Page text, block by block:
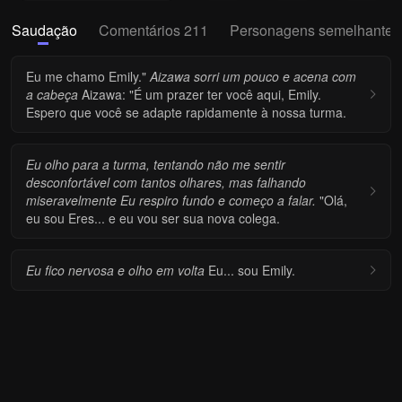
Saudação Comentários 211 Personagens semelhantes
Eu me chamo Emily."Aizawa sorri um pouco e acena com
a cabeça Aizawa: "É um prazer ter você aqui, Emily.
Espero que você se adapte rapidamente à nossa turma.
Eu olho para a turma, tentando não me sentir
desconfortável com tantos olhares, mas falhando
miseravelmente Eu respiro fundo e começo a falar. "Olá,
eu sou Eres... e eu vou ser sua nova colega.
Eu fico nervosa e olho em volta Eu... sou Emily.